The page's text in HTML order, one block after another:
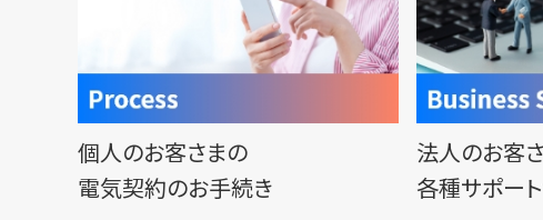
個人のお客さまの
電気契約のお手続き
法人のお客
各種サポー